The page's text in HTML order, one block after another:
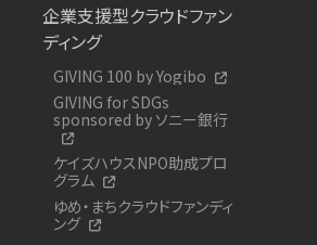
企業支援型クラウドファン
ディング
GIVING 100 by Yogibo
GIVING for SDGs
sponsored by ソニー銀行
ケイズハウスNPO助成プロ
グラム
ゆめ・まちクラウドファンディ
ング